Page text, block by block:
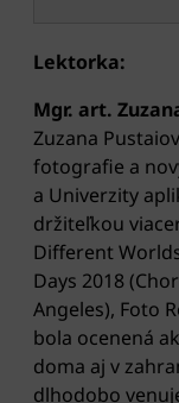
Lektorka:
Mgr. art.
Zuzana
fotografie a
a Univerzity
držiteľkou
Different
Days 2018
Angeles), Foto
bola ocenená
doma aj v
dlhodobo